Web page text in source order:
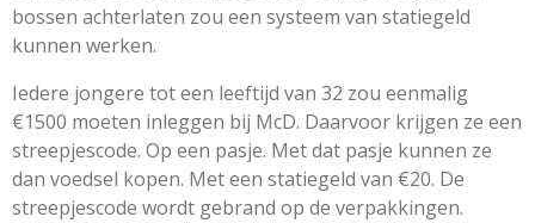
bossen achterlaten zou een systeem van statiegeld
kunnen werken.
Iedere jongere tot een leeftijd van 32 zou eenmalig
€1500 moeten inleggen bij McD. Daarvoor krijgen ze een
streepjescode. Op een pasje. Met dat pasje kunnen ze
dan voedsel kopen. Met een statiegeld van €20. De
streepjescode wordt gebrand op de verpakkingen.